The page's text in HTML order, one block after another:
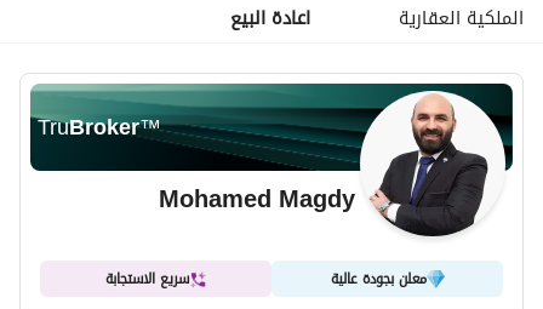
الملكية العقارية
اعادة البيع
TruBroker™
Mohamed Magdy
معلن بجودة عالية سريع الاستجابة